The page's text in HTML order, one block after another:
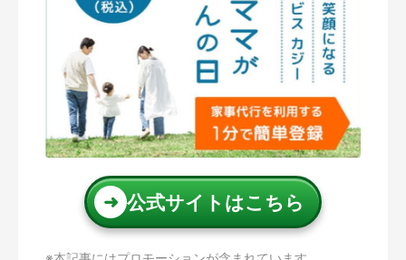
➜ 公式サイトはこちら